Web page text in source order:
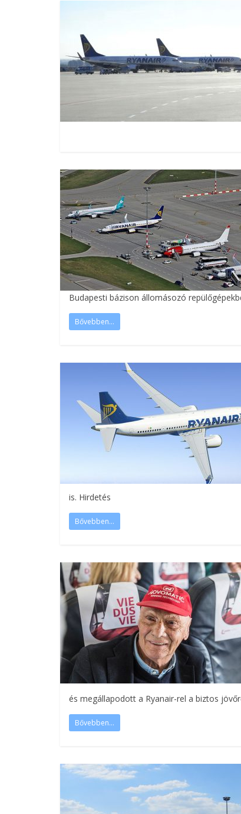
Budapesti bázison állomásozó
Bővebben...
is. Hirdetés
Bővebben...
és megállapodott a Ryanair-rel a biztos
Bővebben...